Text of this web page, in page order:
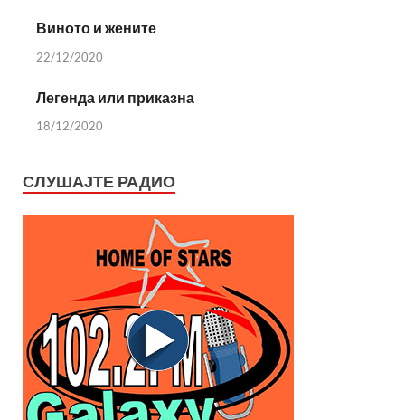
Виното и жените
22/12/2020
Легенда или приказна
18/12/2020
СЛУШАЈТЕ РАДИО